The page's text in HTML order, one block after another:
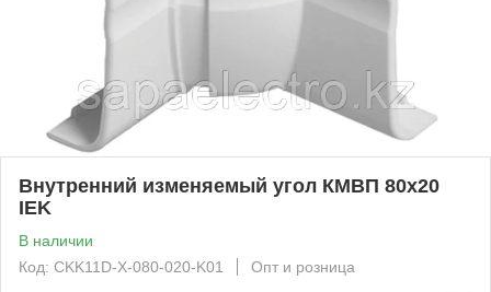
Внутренний изменяемый угол КМВП 80х20
IEK
В наличии
Код: CKK11D-X-080-020-K01
Опт и розница